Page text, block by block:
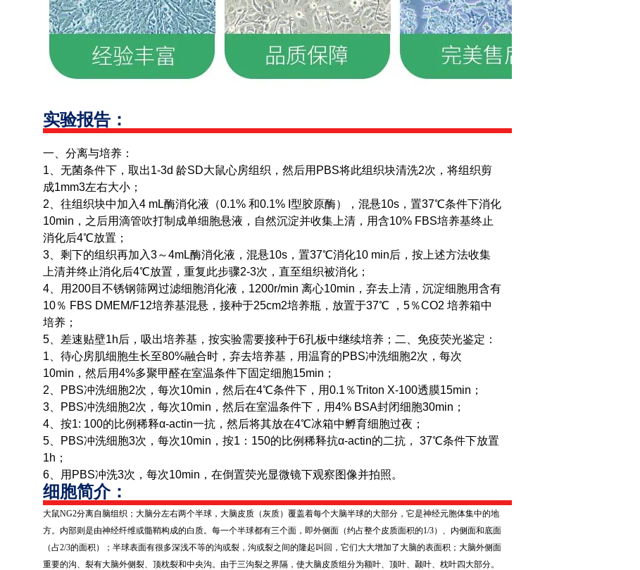
实验报告：
一、分离与培养：
1、无菌条件下，取出1-3d 龄SD大鼠心房组织，然后用PBS将此组织块清洗2次，将组织剪
成1mm3左右大小；
2、往组织块中加入4 mL酶消化液（0.1% 和0.1% I型胶原酶），混悬10s，置37℃条件下消化
10min，之后用滴管吹打制成单细胞悬液，自然沉淀并收集上清，用含10% FBS培养基终止
消化后4℃放置；
3、剩下的组织再加入3～4mL酶消化液，混悬10s，置37℃消化10 min后，按上述方法收集
上清并终止消化后4℃放置，重复此步骤2-3次，直至组织被消化；
4、用200目不锈钢筛网过滤细胞消化液，1200r/min 离心10min，弃去上清，沉淀细胞用含有
10％ FBS DMEM/F12培养基混悬，接种于25cm2培养瓶，放置于37℃ ，5％CO2 培养箱中
培养；
5、差速贴壁1h后，吸出培养基，按实验需要接种于6孔板中继续培养； 二、免疫荧光鉴定：
1、待心房肌细胞生长至80%融合时，弃去培养基，用温育的PBS冲洗细胞2次，每次
10min，然后用4%多聚甲醛在室温条件下固定细胞15min；
2、PBS冲洗细胞2次，每次10min，然后在4℃条件下，用0.1％Triton X-100透膜15min；
3、PBS冲洗细胞2次，每次10min，然后在室温条件下，用4% BSA封闭细胞30min；
4、按1: 100的比例稀释α-actin一抗，然后将其放在4℃冰箱中孵育细胞过夜；
5、PBS冲洗细胞3次，每次10min，按1：150的比例稀释抗α-actin的二抗， 37℃条件下放置
1h；
6、用PBS冲洗3次，每次10min，在倒置荧光显微镜下观察图像并拍照。
细胞简介：
大鼠NG2分离自脑组织；大脑分左右两个半球，大脑皮质（灰质）覆盖着每个大脑半球的大部分，它是神经元胞体集中的地
方。内部则是由神经纤维或髓鞘构成的白质。每一个半球都有三个面，即外侧面（约占整个皮质面积的1/3）、内侧面和底面
（占2/3的面积）；半球表面有很多深浅不等的沟或裂，沟或裂之间的隆起叫回，它们大大增加了大脑的表面积；大脑外侧面
重要的沟、裂有大脑外侧裂、顶枕裂和中央沟。由于三沟裂之界隔，使大脑皮质组分为额叶、顶叶、颞叶、枕叶四大部分。